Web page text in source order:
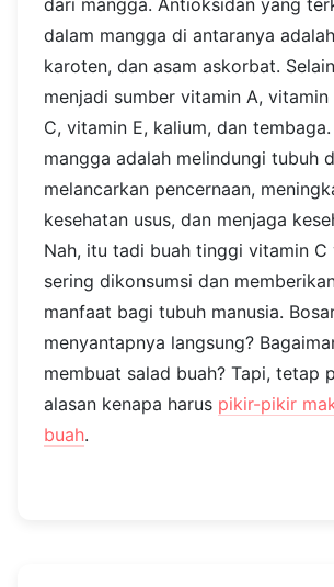
dari mangga. Antioksidan yang
dalam mangga di antaranya
karoten, dan asam askorbat.
menjadi sumber vitamin A, vitamin
C, vitamin E, kalium, dan
mangga adalah melindungi tubuh
melancarkan pencernaan,
kesehatan usus, dan menjaga
Nah, itu tadi buah tinggi vitamin C
sering dikonsumsi dan
manfaat bagi tubuh manusia.
menyantapnya langsung?
membuat salad buah? Tapi, tetap
alasan kenapa harus pikir-pikir
buah.